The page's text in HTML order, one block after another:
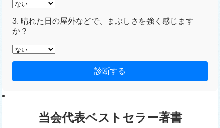
3. 晴れた日の屋外などで、まぶしさを強く感じます
か？
診断する
当会代表ベストセラー著書